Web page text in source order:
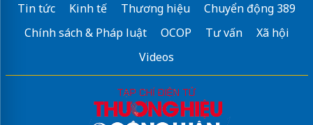
Tin tức Kinh tế Thương hiệu
Chuyển động 389
Chính sách & Pháp luật
OCOP Tư vấn
Xã hội
Videos